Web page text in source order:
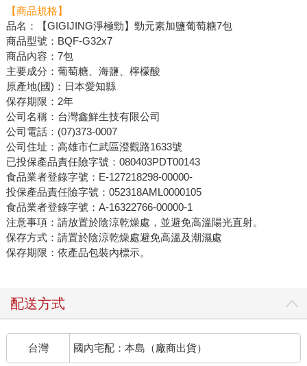
【商品規格】
品名：【GIGIJING淨極勁】勁元素加鹽葡萄糖7包
商品型號：BQF-G32x7
商品內容：7包
主要成分：葡萄糖、海鹽、檸檬酸
原產地(國)：日本愛知縣
保存期限：2年
公司名稱：台灣鑫鮮生技有限公司
公司電話：(07)373-0007
公司住址：高雄市仁武區澄觀路1633號
已投保產品責任險字號：080403PDT00143
食品業者登錄字號：E-127218298-00000-
投保產品責任險字號：052318AML0000105
食品業者登錄字號：A-16322766-00000-1
注意事項：請放置於陰涼乾燥處，並避免高溫陽光直射。
保存方式：請置於陰涼乾燥處避免高溫及潮濕處
保存期限：依產品包裝內標示。
配送方式
台灣 國內宅配：本島（廠商出貨）